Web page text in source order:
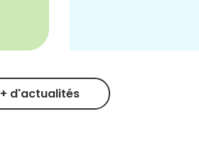
+ d'actualités